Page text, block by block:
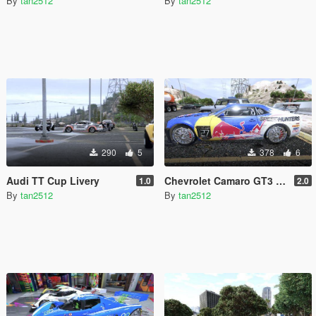
290 5
Audi TT Cup Livery 1.0
By tan2512
378 6
Chevrolet Camaro GT3 Livery Pack [4K] 2.0
By tan2512